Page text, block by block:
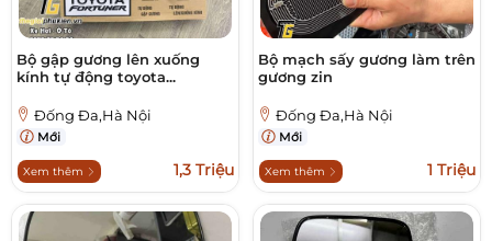
Bộ gập gương lên xuống
kính tự động toyota...
Đống Đa,Hà Nội
Mới
Xem thêm 1,3 Triệu
Bộ mạch sấy gương làm trên
gương zin
Đống Đa,Hà Nội
Mới
Xem thêm 1 Triệu